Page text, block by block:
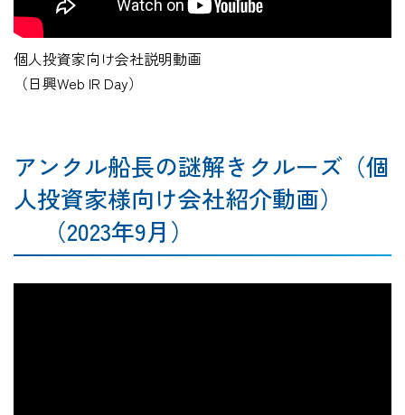
個人投資家向け会社説明動画
（日興Web IR Day）
アンクル船長の謎解きクルーズ（個
人投資家様向け会社紹介動画）
（2023年9月）